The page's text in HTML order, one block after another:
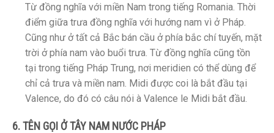
Từ đồng nghĩa với miền Nam trong tiếng Romania. Thời
điểm giữa trưa đồng nghĩa với hướng nam vì ở Pháp.
Cũng như ở tất cả Bắc bán cầu ở phía bắc chí tuyến, mặt
trời ở phía nam vào buổi trưa. Từ đồng nghĩa cũng tồn
tại trong tiếng Pháp Trung, nơi meridien có thể dùng để
chỉ cả trưa và miền nam. Midi được coi là bắt đầu tại
Valence, do đó có câu nói à Valence le Midi bắt đầu.
6. TÊN GỌI Ở TÂY NAM NƯỚC PHÁP